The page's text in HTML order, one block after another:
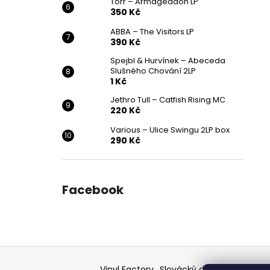
350 Kč
ABBA – The Visitors LP
390 Kč
Spejbl & Hurvínek – Abeceda
Slušného Chování 2LP
1 Kč
Jethro Tull – Catfish Rising MC
220 Kč
Various ‎– Ulice Swingu 2LP box
290 Kč
Facebook
Z